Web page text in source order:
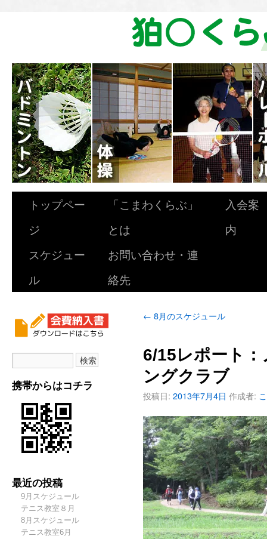
トップペー
ジ
「こまわくらぶ」
とは
入会案
内
スケジュー
ル
お問い合わせ・連
絡先
携帯からはコチラ
最近の投稿
9月スケジュール
テニス教室８月
8月スケジュール
テニス教室6月
← 8月のスケジュール
6/15レポート
ングクラブ
投稿日: 2013年7月4日 作成者: